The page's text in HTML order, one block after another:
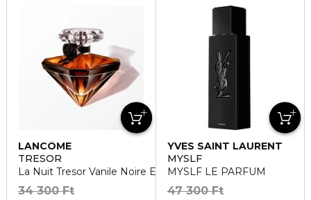
LANCÔME
TRESOR
La Nuit Tresor Vanile Noire Eau de Parfum
34 300 Ft
YVES SAINT LAURENT
MYSLF
MYSLF LE PARFUM
47 300 Ft